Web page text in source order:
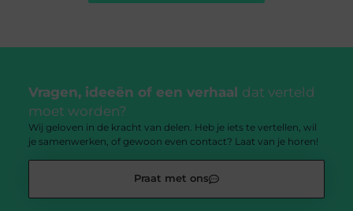
Vragen, ideeën of een verhaal dat verteld
moet worden?
Wij geloven in de kracht van delen. Heb je iets te vertellen, wil
je samenwerken, of gewoon even contact? Laat van je horen!
Praat met ons